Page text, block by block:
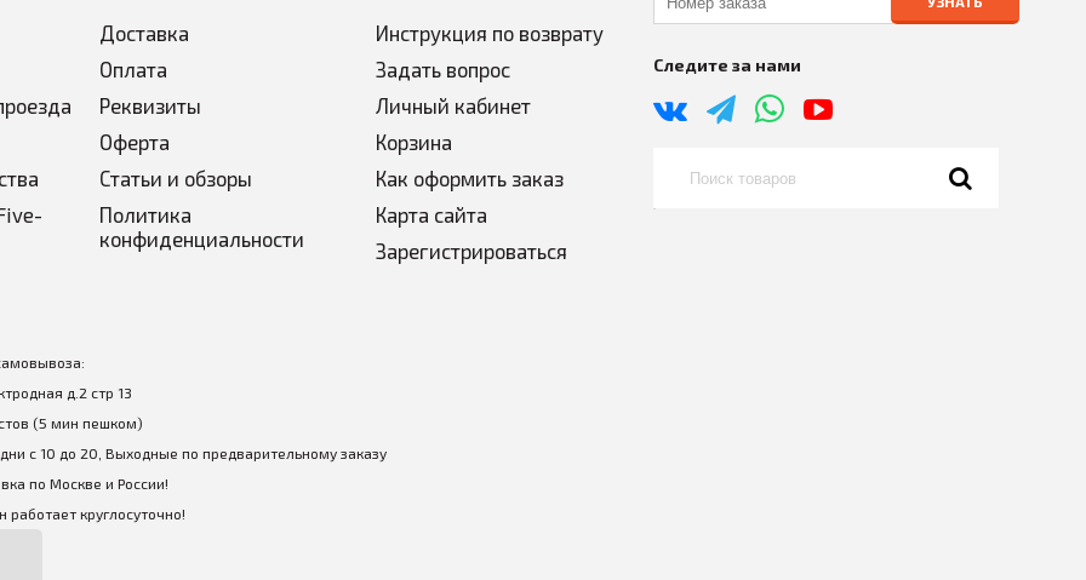
Доставка
Оплата
Реквизиты
Оферта
Статьи и обзоры
Политика
конфиденциальности
Инструкция по возврату
Задать вопрос
Личный кабинет
Корзина
Как оформить заказ
Карта сайта
Зарегистрироваться
Следите за нами
д.2 стр 13
(5 мин пешком)
с 10 до 20, Выходные по предварительному заказу
по Москве и России!
работает круглосуточно!